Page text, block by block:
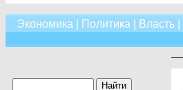
Экономика Политика Власть|